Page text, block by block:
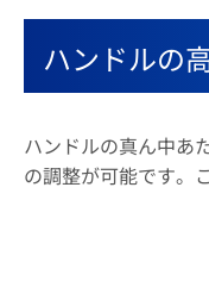
ハンドルの
ハンドルの真ん中あ
の調整が可能です。